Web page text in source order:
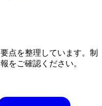
点を整理しています。制
をご確認ください。